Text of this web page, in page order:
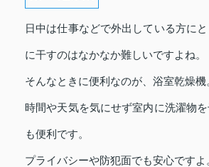
日中は仕事などで外出している方に
に干すのはなかなか難しいですよね。
そんなときに便利なのが、浴室乾燥機
時間や天気を気にせず室内に洗濯物
も便利です。
プライバシーや防犯面でも安心ですよ